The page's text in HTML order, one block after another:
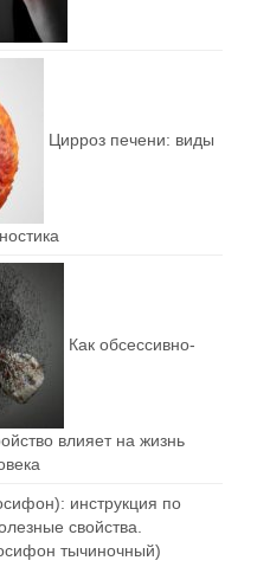
Цирроз печени: виды
Как обсессивно-
влияет на жизнь
тычиночный)